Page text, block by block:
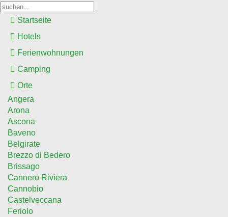
Startseite
Hotels
Ferienwohnungen
Camping
Orte
Angera
Arona
Ascona
Baveno
Belgirate
Brezzo di Bedero
Brissago
Cannero Riviera
Cannobio
Castelveccana
Feriolo